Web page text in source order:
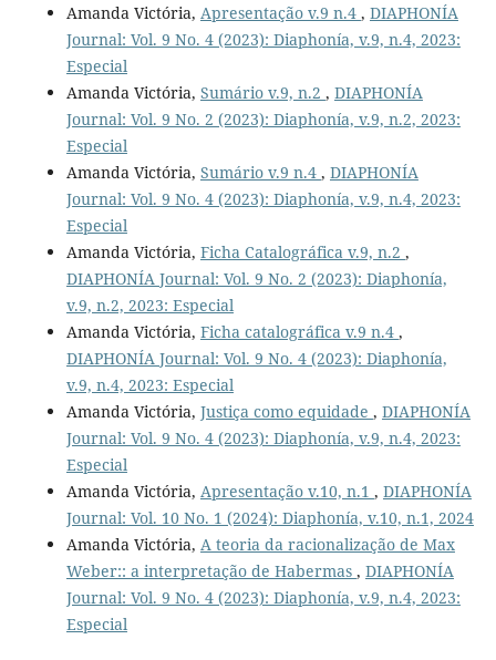
Amanda Victória, Apresentação v.9 n.4 , DIAPHONÍA
Journal: Vol. 9 No. 4 (2023): Diaphonía, v.9, n.4, 2023:
Especial
Amanda Victória, Sumário v.9, n.2 , DIAPHONÍA
Journal: Vol. 9 No. 2 (2023): Diaphonía, v.9, n.2, 2023:
Especial
Amanda Victória, Sumário v.9 n.4 , DIAPHONÍA
Journal: Vol. 9 No. 4 (2023): Diaphonía, v.9, n.4, 2023:
Especial
Amanda Victória, Ficha Catalográfica v.9, n.2 ,
DIAPHONÍA Journal: Vol. 9 No. 2 (2023): Diaphonía,
v.9, n.2, 2023: Especial
Amanda Victória, Ficha catalográfica v.9 n.4 ,
DIAPHONÍA Journal: Vol. 9 No. 4 (2023): Diaphonía,
v.9, n.4, 2023: Especial
Amanda Victória, Justiça como equidade , DIAPHONÍA
Journal: Vol. 9 No. 4 (2023): Diaphonía, v.9, n.4, 2023:
Especial
Amanda Victória, Apresentação v.10, n.1 , DIAPHONÍA
Journal: Vol. 10 No. 1 (2024): Diaphonía, v.10, n.1, 2024
Amanda Victória, A teoria da racionalização de Max
Weber:: a interpretação de Habermas , DIAPHONÍA
Journal: Vol. 9 No. 4 (2023): Diaphonía, v.9, n.4, 2023:
Especial